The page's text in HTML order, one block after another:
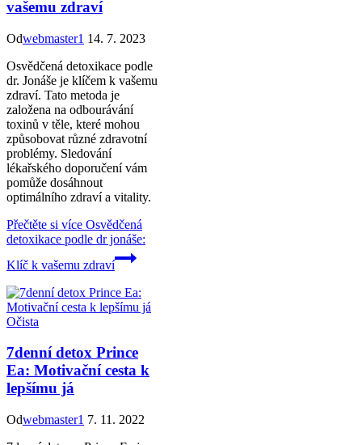
vašemu zdraví
Odwebmaster1 14. 7. 2023
Osvědčená detoxikace podle
dr. Jonáše je klíčem k vašemu
zdraví. Tato metoda je
založena na odbourávání
toxinů v těle, které mohou
způsobovat různé zdravotní
problémy. Sledování
lékařského doporučení vám
pomůže dosáhnout
optimálního zdraví a vitality.
Přečtěte si více Osvědčená
detoxikace podle dr jonáše:
Klíč k vašemu zdraví
Očista
7denní detox Prince
Ea: Motivační cesta k
lepšímu já
Odwebmaster1 7. 11. 2022